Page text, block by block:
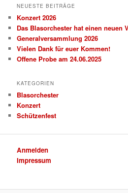
NEUESTE BEITRÄGE
Konzert 2026
Das Blasorchester hat einen neuen
Generalversammlung 2026
Vielen Dank für euer Kommen!
Offene Probe am 24.06.2025
KATEGORIEN
Blasorchester
Konzert
Schützenfest
Anmelden
Impressum